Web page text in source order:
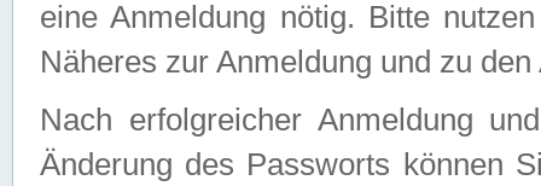
eine Anmeldung nötig. Bitte
Näheres zur Anmeldung und zu
Nach erfolgreicher Anmeldung
Änderung des Passworts können